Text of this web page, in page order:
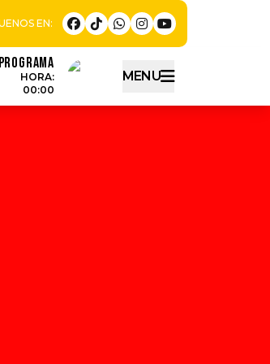
Programa
HORA:
00:00
MENU